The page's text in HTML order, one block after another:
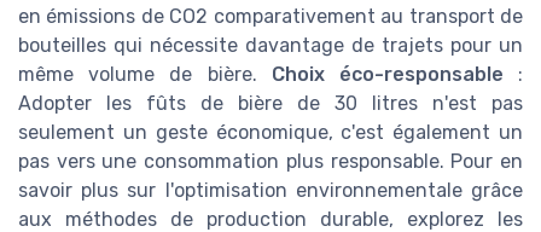
en émissions de CO2 comparativement au transport de
bouteilles qui nécessite davantage de trajets pour un
même volume de bière. Choix éco-responsable :
Adopter les fûts de bière de 30 litres n'est pas
seulement un geste économique, c'est également un
pas vers une consommation plus responsable. Pour en
savoir plus sur l'optimisation environnementale grâce
aux méthodes de production durable, explorez les